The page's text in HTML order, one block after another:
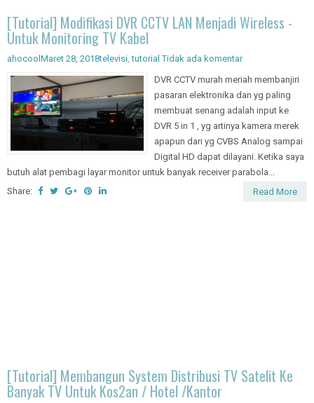
[Tutorial] Modifikasi DVR CCTV LAN Menjadi Wireless -
Untuk Monitoring TV Kabel
ahocool Maret 28, 2018televisi,tutorial Tidak ada komentar
DVR CCTV murah meriah membanjiri
pasaran elektronika dan yg paling
membuat senang adalah input ke
DVR 5 in 1 , yg artinya kamera merek
apapun dari yg CVBS Analog sampai
Digital HD dapat dilayani. Ketika saya
butuh alat pembagi layar monitor untuk banyak receiver parabola...
Share:
Read More
[Tutorial] Membangun System Distribusi TV Satelit Ke
Banyak TV Untuk Kos2an / Hotel /Kantor